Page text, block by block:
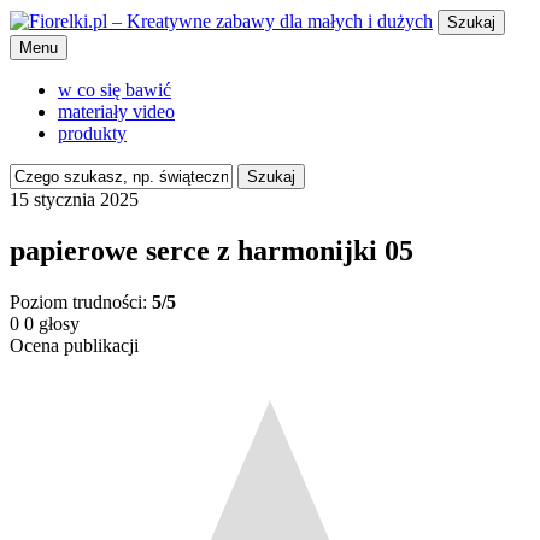
Szukaj
Menu
w co się bawić
materiały video
produkty
Szukaj
15 stycznia 2025
papierowe serce z harmonijki 05
Poziom trudności: 5/5
0 0 głosy
Ocena publikacji